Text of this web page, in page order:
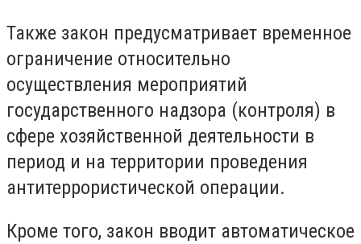
Также закон предусматривает временное
ограничение относительно
осуществления мероприятий
государственного надзора (контроля) в
сфере хозяйственной деятельности в
период и на территории проведения
антитеррористической операции.
Кроме того, закон вводит автоматическое